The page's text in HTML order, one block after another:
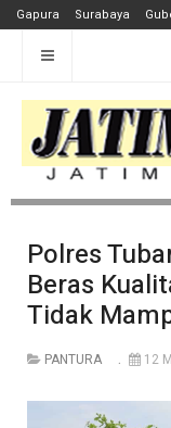
Gapura Surabaya
Polres
Beras
Tidak
PANTURA 12